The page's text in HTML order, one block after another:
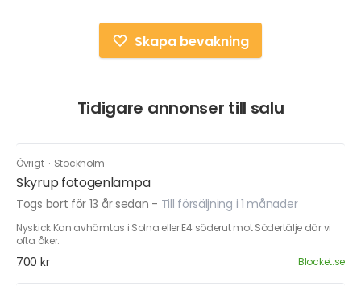
Skapa bevakning
Tidigare annonser till salu
Övrigt · Stockholm
Skyrup fotogenlampa
Togs bort för 13 år sedan - Till försäljning i 1 månader
Nyskick Kan avhämtas i Solna eller E4 söderut mot Södertälje där vi
ofta åker.
700 kr Blocket.se